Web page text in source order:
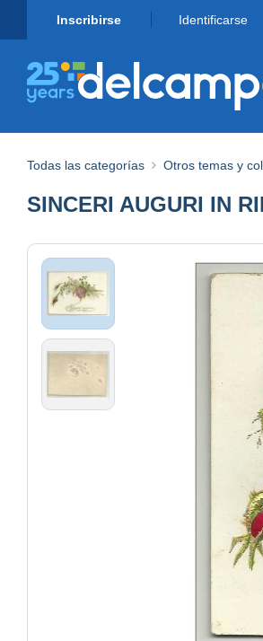
Inscribirse Identificarse
Todas las categorías Otros temas y
SINCERI AUGURI IN